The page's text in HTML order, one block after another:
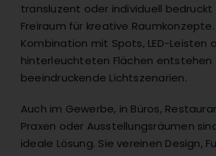
transluzent oder individuell
Freiraum für kreative Raumkonzepte.
Kombination mit Spots, LED-Leisten
hinterleuchteten Flächen entstehen
beeindruckende Lichtszenarien.
Auch im Gewerbe, in Büros,
Praxen oder Ausstellungsräumen
ideale Lösung. Sie vereinen Design,